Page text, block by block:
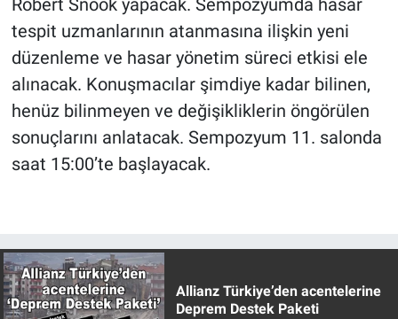
Robert Snook yapacak. Sempozyumda hasar
tespit uzmanlarının atanmasına ilişkin yeni
düzenleme ve hasar yönetim süreci etkisi ele
alınacak. Konuşmacılar şimdiye kadar bilinen,
henüz bilinmeyen ve değişikliklerin öngörülen
sonuçlarını anlatacak. Sempozyum 11. salonda
saat 15:00’te başlayacak.
Allianz Türkiye’den acentelerine
Deprem Destek Paketi